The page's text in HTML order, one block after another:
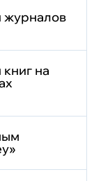
журналов
на